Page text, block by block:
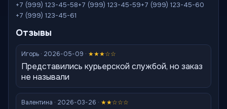
+7 (999) 123-45-58+7 (999) 123-45-59+7 (999) 123-45-60
+7 (999) 123-45-61
Отзывы
Игорь · 2026-05-09 · ★★★☆☆
Представились курьерской службой, но заказ
не называли
Валентина · 2026-03-26 · ★★☆☆☆